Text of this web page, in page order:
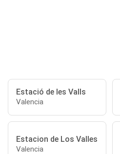
Estació de les Valls
Valencia
Estacion de Los Valles
Valencia